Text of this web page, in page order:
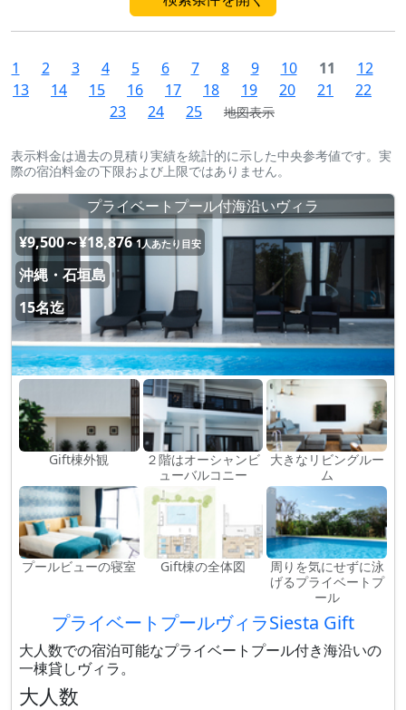
1 2 3 4 5 6 7 8 9 10 11
12
13
14 15 16 17 18 19 20 21
22
23
24 25 地図表示
表示料金は過去の見積り実績を統計的に示した中央参考値です。実
際の宿泊料金の下限および上限ではありません。
プライベートプール付海沿いヴィラ
¥9,500～¥18,876 1人あたり目安
沖縄・石垣島
15名迄
Gift棟外観
２階はオーシャンビ
ューバルコニー
大きなリビングルー
ム
プールビューの寝室 Gift棟の全体図
周りを気にせずに泳
げるプライベートプ
ール
プライベートプールヴィラSiesta Gift
大人数での宿泊可能なプライベートプール付き海沿いの
一棟貸しヴィラ。
大人数